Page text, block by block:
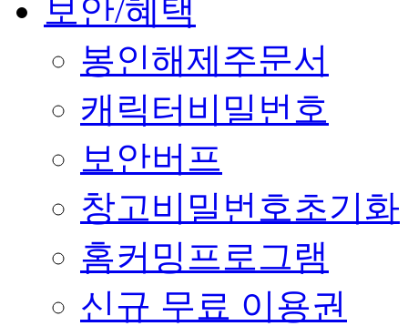
보안/혜택
봉인해제주문서
캐릭터비밀번호
보안버프
창고비밀번호초기화
홈커밍프로그램
신규 무료 이용권